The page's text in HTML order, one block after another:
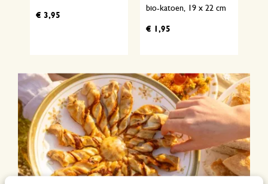
€ 3,95
bio-katoen, 19 x 22 cm
€ 1,95